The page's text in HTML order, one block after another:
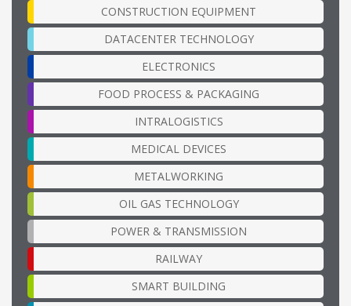
CONSTRUCTION EQUIPMENT
DATACENTER TECHNOLOGY
ELECTRONICS
FOOD PROCESS & PACKAGING
INTRALOGISTICS
MEDICAL DEVICES
METALWORKING
OIL GAS TECHNOLOGY
POWER & TRANSMISSION
RAILWAY
SMART BUILDING